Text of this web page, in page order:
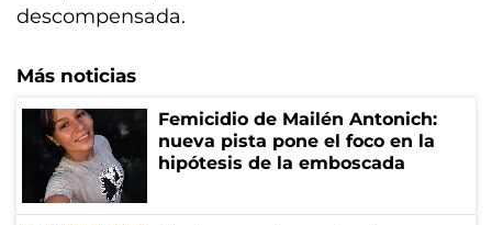
descompensada.
Más noticias
Femicidio de Mailén Antonich:
nueva pista pone el foco en la
hipótesis de la emboscada